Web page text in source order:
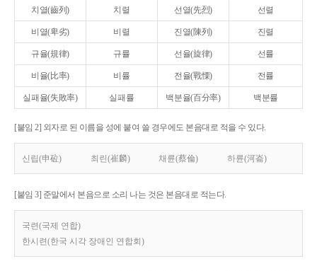
치열(齒列) 치렬 선열(先烈) 선렬
비열(卑劣) 비렬 진열(陳列) 진렬
규율(規律) 규률 선율(旋律) 선률
비율(比率) 비률 전율(戰慄) 전률
실패율(失敗率) 실패률 백분율(百分率) 백분률
[붙임 2] 외자로 된 이름을 성에 붙여 쓸 경우에도 본음대로 적을 수 있다.
신립(申砬) 최린(崔麟) 채륜(蔡倫) 하륜(河崙)
[붙임 3] 준말에서 본음으로 소리 나는 것은 본음대로 적는다.
국련(국제 연합)
한시련(한국 시각 장애인 연합회)